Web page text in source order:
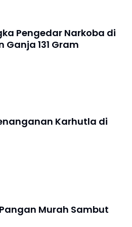
Pengedar Narkoba di
131 Gram
Karhutla di
Murah Sambut